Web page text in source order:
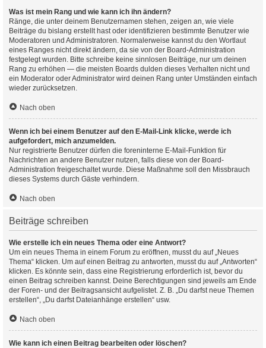
Was ist mein Rang und wie kann ich ihn ändern?
Ränge, die unter deinem Benutzernamen stehen, zeigen an, wie viele
Beiträge du bislang erstellt hast oder identifizieren bestimmte Benutzer wie
Moderatoren und Administratoren. Normalerweise kannst du den Wortlaut
eines Ranges nicht direkt ändern, da sie von der Board-Administration
festgelegt wurden. Bitte schreibe keine sinnlosen Beiträge, nur um deinen
Rang zu erhöhen — die meisten Boards dulden dieses Verhalten nicht und
ein Moderator oder Administrator wird deinen Rang unter Umständen einfach
wieder zurücksetzen.
Nach oben
Wenn ich bei einem Benutzer auf den E-Mail-Link klicke, werde ich
aufgefordert, mich anzumelden.
Nur registrierte Benutzer dürfen die foreninterne E-Mail-Funktion für
Nachrichten an andere Benutzer nutzen, falls diese von der Board-
Administration freigeschaltet wurde. Diese Maßnahme soll den Missbrauch
dieses Systems durch Gäste verhindern.
Nach oben
Beiträge schreiben
Wie erstelle ich ein neues Thema oder eine Antwort?
Um ein neues Thema in einem Forum zu eröffnen, musst du auf „Neues
Thema“ klicken. Um auf einen Beitrag zu antworten, musst du auf „Antworten“
klicken. Es könnte sein, dass eine Registrierung erforderlich ist, bevor du
einen Beitrag schreiben kannst. Deine Berechtigungen sind jeweils am Ende
der Foren- und der Beitragsansicht aufgelistet. Z. B. „Du darfst neue Themen
erstellen“, „Du darfst Dateianhänge erstellen“ usw.
Nach oben
Wie kann ich einen Beitrag bearbeiten oder löschen?